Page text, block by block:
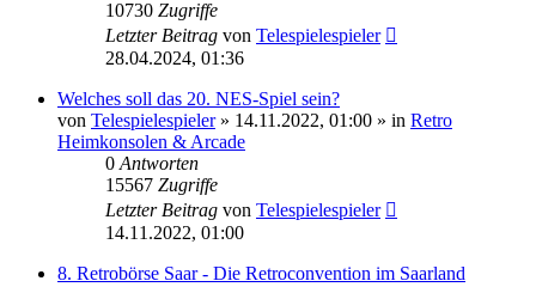
10730 Zugriffe
Letzter Beitrag von Telespielespieler
28.04.2024, 01:36
Welches soll das 20. NES-Spiel sein?
von Telespielespieler» 14.11.2022, 01:00 » in Retro
Heimkonsolen & Arcade
0Antworten
15567 Zugriffe
Letzter Beitrag von Telespielespieler
14.11.2022, 01:00
8. Retrobörse Saar - Die Retroconvention im Saarland